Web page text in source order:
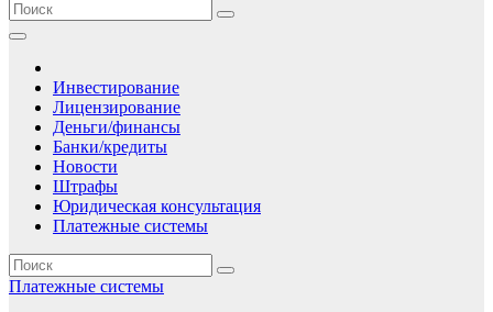
Инвестирование
Лицензирование
Деньги/финансы
Банки/кредиты
Новости
Штрафы
Юридическая консультация
Платежные системы
Платежные системы